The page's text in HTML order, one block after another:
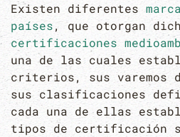
Existen diferentes
países, que otorgan
certificaciones
una de las cuales
criterios, sus varemos
sus clasificaciones
cada una de ellas
tipos de certificación